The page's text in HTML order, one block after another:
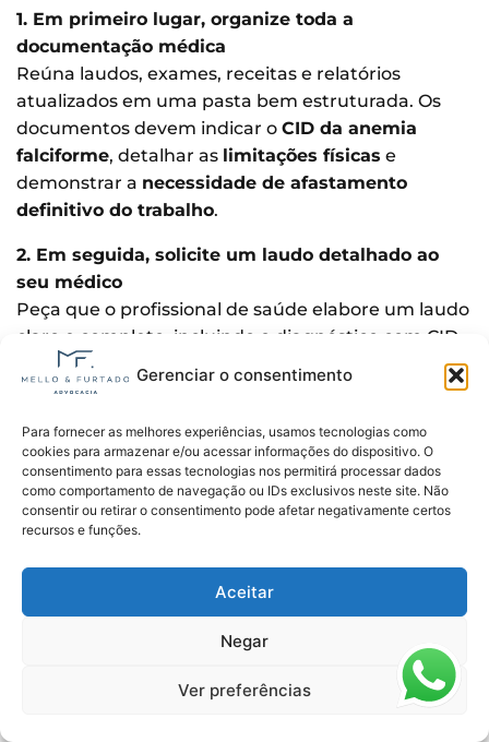
Gerenciar o consentimento
Para fornecer as melhores experiências, usamos tecnologias como
cookies para armazenar e/ou acessar informações do dispositivo. O
consentimento para essas tecnologias nos permitirá processar dados
como comportamento de navegação ou IDs exclusivos neste site. Não
consentir ou retirar o consentimento pode afetar negativamente certos
recursos e funções.
Aceitar
Negar
Ver preferências
1. Em primeiro lugar, organize toda a
documentação médica
Reúna laudos, exames, receitas e relatórios
atualizados em uma pasta bem estruturada. Os
documentos devem indicar o CID da anemia
falciforme, detalhar as limitações físicas e
demonstrar a necessidade de afastamento
definitivo do trabalho.
2. Em seguida, solicite um laudo detalhado ao
seu médico
Peça que o profissional de saúde elabore um laudo
claro e completo, incluindo o diagnóstico com CID,
histórico de internações, tratamentos realizados,
sintomas frequentes e a justificativa da
fundamentado for o laudo, mais forte será sua
argumentação.
3. Durante a perícia, descreva com clareza sua
Explique ao perito como a doença afeta sua rotina.
Relate dificuldades para se locomover, crises de
minimizar os sintomas, o objetivo é mostrar o
impacto real da anemia falciforme na sua vida.